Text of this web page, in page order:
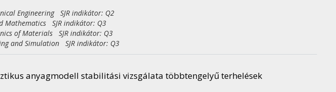
Engineering SJR indikátor: Q2
Mathematics SJR indikátor: Q3
of Materials SJR indikátor: Q3
and Simulation SJR indikátor: Q3
anyagmodell stabilitási vizsgálata többtengelyű terhelések